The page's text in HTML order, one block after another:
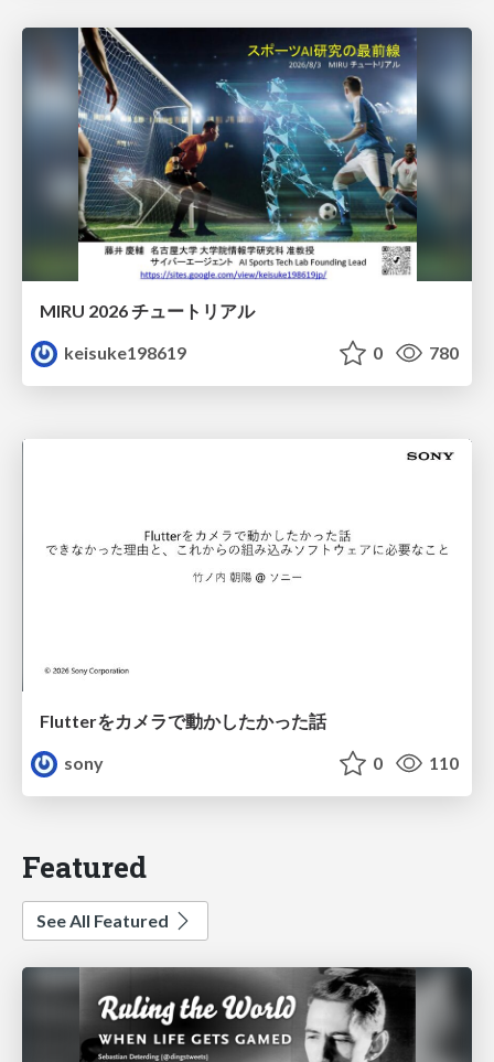
MIRU 2026 チュートリアル
keisuke198619
0 780
Flutterをカメラで動かしたかった話
sony
0 110
Featured
See All Featured